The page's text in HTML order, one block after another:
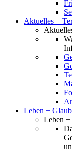
Aktuelles +
Leben +
Leben +